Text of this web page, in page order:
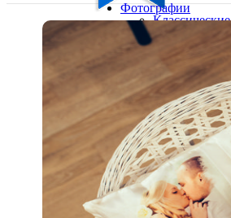
Ваш город:
Ваш регион доставки
Выберите из списка:
Фотографии
Классические
фото
10х10
10х15
13х18
15х15
15х20
20х20
20х30
30х30
30х40
А4
Фото
в